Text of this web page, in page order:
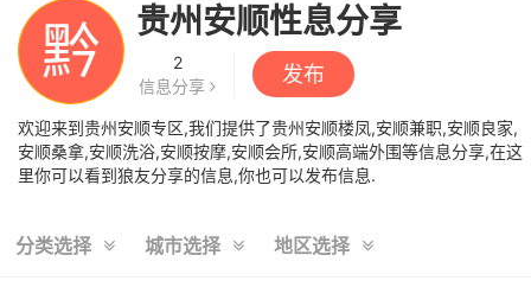
黔 贵州安顺性息分享
2
信息分享
发布
欢迎来到贵州安顺专区,我们提供了贵州安顺楼凤,安顺兼职,安顺良家,
安顺桑拿,安顺洗浴,安顺按摩,安顺会所,安顺高端外围等信息分享,在这
里你可以看到狼友分享的信息,你也可以发布信息.
分类选择 城市选择 地区选择